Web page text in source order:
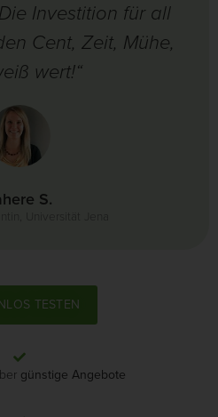
Investition für all
Cent, Zeit, Mühe,
wert!“
S.
TESTEN
günstige Angebote